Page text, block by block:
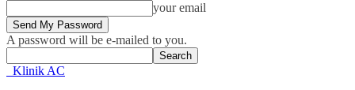
your email
A password will be e-mailed to you.
Klinik AC